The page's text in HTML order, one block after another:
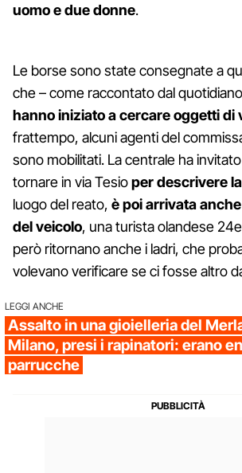
uomo e due donne.
Le borse sono state consegnate a
che – come raccontato dal quotidiano
hanno iniziato a cercare oggetti di
frattempo, alcuni agenti del
sono mobilitati. La centrale ha
tornare in via Tesioper descrivere
luogo del reato, è poi arrivata
del veicolo, una turista olandese
però ritornano anche i ladri, che
volevano verificare se ci fosse altro
LEGGI ANCHE
Assalto in una gioielleria del
Milano, presi i rapinatori: erano
parrucche